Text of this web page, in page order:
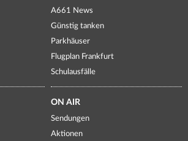
A661 News
Günstig tanken
Parkhäuser
Flugplan Frankfurt
Schulausfälle
ON AIR
Sendungen
Aktionen